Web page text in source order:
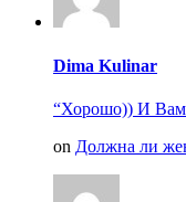
Dima Kulinar
“Хорошо)) И Вам
on Должна ли